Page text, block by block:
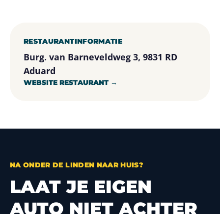
RESTAURANTINFORMATIE
Burg. van Barneveldweg 3, 9831 RD
Aduard
WEBSITE RESTAURANT →
NA ONDER DE LINDEN NAAR HUIS?
LAAT JE EIGEN
AUTO NIET ACHTER